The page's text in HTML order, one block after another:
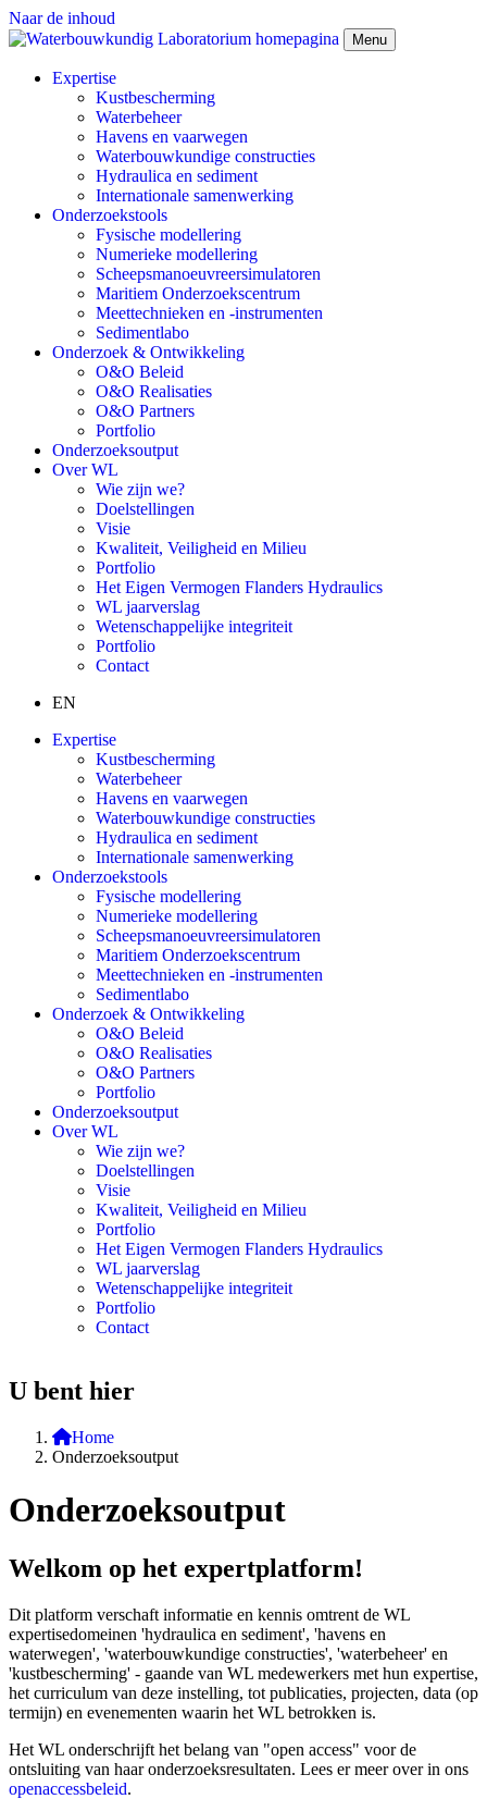
Naar de inhoud
Menu
Expertise
Kustbescherming
Waterbeheer
Havens en vaarwegen
Waterbouwkundige constructies
Hydraulica en sediment
Internationale samenwerking
Onderzoekstools
Fysische modellering
Numerieke modellering
Scheepsmanoeuvreersimulatoren
Maritiem Onderzoekscentrum
Meettechnieken en -instrumenten
Sedimentlabo
Onderzoek & Ontwikkeling
O&O Beleid
O&O Realisaties
O&O Partners
Portfolio
Onderzoeksoutput
Over WL
Wie zijn we?
Doelstellingen
Visie
Kwaliteit, Veiligheid en Milieu
Portfolio
Het Eigen Vermogen Flanders Hydraulics
WL jaarverslag
Wetenschappelijke integriteit
Portfolio
Contact
EN
Expertise
Kustbescherming
Waterbeheer
Havens en vaarwegen
Waterbouwkundige constructies
Hydraulica en sediment
Internationale samenwerking
Onderzoekstools
Fysische modellering
Numerieke modellering
Scheepsmanoeuvreersimulatoren
Maritiem Onderzoekscentrum
Meettechnieken en -instrumenten
Sedimentlabo
Onderzoek & Ontwikkeling
O&O Beleid
O&O Realisaties
O&O Partners
Portfolio
Onderzoeksoutput
Over WL
Wie zijn we?
Doelstellingen
Visie
Kwaliteit, Veiligheid en Milieu
Portfolio
Het Eigen Vermogen Flanders Hydraulics
WL jaarverslag
Wetenschappelijke integriteit
Portfolio
Contact
U bent hier
Home
Onderzoeksoutput
Onderzoeksoutput
Welkom op het expertplatform!
Dit platform verschaft informatie en kennis omtrent de WL
expertisedomeinen 'hydraulica en sediment', 'havens en
waterwegen', 'waterbouwkundige constructies', 'waterbeheer' en
'kustbescherming' - gaande van WL medewerkers met hun expertise,
het curriculum van deze instelling, tot publicaties, projecten, data (op
termijn) en evenementen waarin het WL betrokken is.
Het WL onderschrijft het belang van "open access" voor de
ontsluiting van haar onderzoeksresultaten. Lees er meer over in ons
openaccessbeleid.